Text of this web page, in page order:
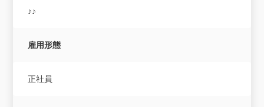
♪♪
雇用形態
正社員